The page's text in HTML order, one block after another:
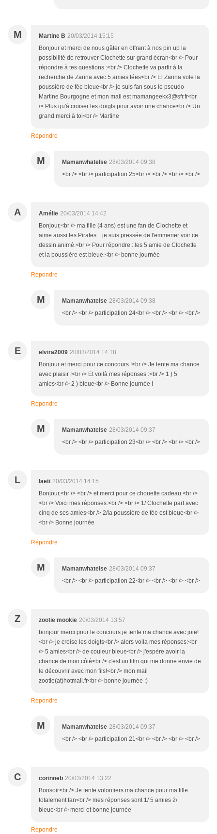
M Martine B 20/03/2014 15:15
Bonjour et merci de nous gâter en offrant à nos pin up la
possibilité de retrouver Clochette sur grand écran<br /> Pour
répondre à tes questions :<br /> Clochette va partir à la
recherche de Zarina avec 5 amies fées<br /> El Zarina vole la
poussière de fée bleue<br /> je suis fan sous le pseudo
Martine Bourgogne et mon mail est mamangeekx3@sfr.fr<br
/> Plus qu'à croiser les doigts pour avoir une chance<br /> Un
grand merci à toi<br /> Martine
Répondre
M Mamanwhatelse 28/03/2014 09:38
<br /> <br /> participation 25<br /> <br /> <br /> <br />
A Amélie 20/03/2014 14:42
Bonjour,<br /> ma fille (4 ans) est une fan de Clochette et
aime aussi les Pirates... je suis pressée de l'emmener voir ce
dessin animé.<br /> Pour répondre : les 5 amie de Clochette
et la poussière est bleue.<br /> bonne journée
Répondre
M Mamanwhatelse 28/03/2014 09:38
<br /> <br /> participation 24<br /> <br /> <br /> <br />
E elvira2009 20/03/2014 14:18
Bonjour et merci pour ce concours !<br /> Je tente ma chance
avec plaisir !<br /> Et voilà mes réponses :<br /> 1 ) 5
amies<br /> 2 ) bleue<br /> Bonne journée !
Répondre
M Mamanwhatelse 28/03/2014 09:37
<br /> <br /> participation 23<br /> <br /> <br /> <br />
L laeti 20/03/2014 14:15
Bonjour,<br /> <br /> et merci pour ce chouette cadeau.<br />
<br /> Voici mes réponses:<br /> <br /> 1/ Clochette part avec
cinq de ses amies<br /> 2/la poussière de fée est bleue<br />
<br /> Bonne journée
Répondre
M Mamanwhatelse 28/03/2014 09:37
<br /> <br /> participation 22<br /> <br /> <br /> <br />
Z zootie mookie 20/03/2014 13:57
bonjour merci pour le concours je tente ma chance avec joie!
<br /> je croise les doigts<br /> alors voila mes réponses:<br
/> 5 amies<br /> de couleur bleue<br /> j'espère avoir la
chance de mon côté<br /> c'est un film qui me donne envie de
le découvrir avec mon fils!<br /> mon mail
zootie(at)hotmail.fr<br /> bonne journée :)
Répondre
M Mamanwhatelse 28/03/2014 09:37
<br /> <br /> participation 21<br /> <br /> <br /> <br />
C corinneb 20/03/2014 13:22
Bonsoir<br /> Je tente volontiers ma chance pour ma fille
totalement fan<br /> mes réponses sont 1/ 5 amies 2/
bleue<br /> merci et bonne journée
Répondre